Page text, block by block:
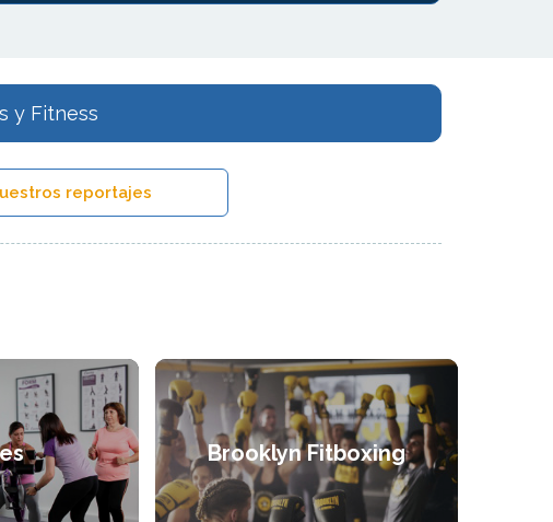
y Fitness
reportajes
Brooklyn Fitboxing